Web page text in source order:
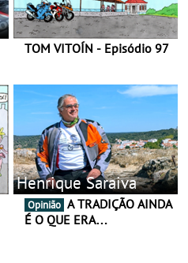
TOM VITOÍN - Episódio 97
Henrique Saraiva
Opinião
É O QUE ERA…